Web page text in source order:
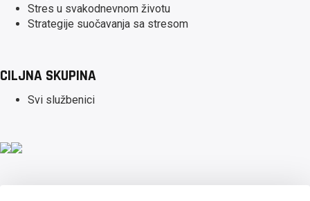
Stres u svakodnevnom životu
Strategije suočavanja sa stresom
CILJNA SKUPINA
Svi službenici